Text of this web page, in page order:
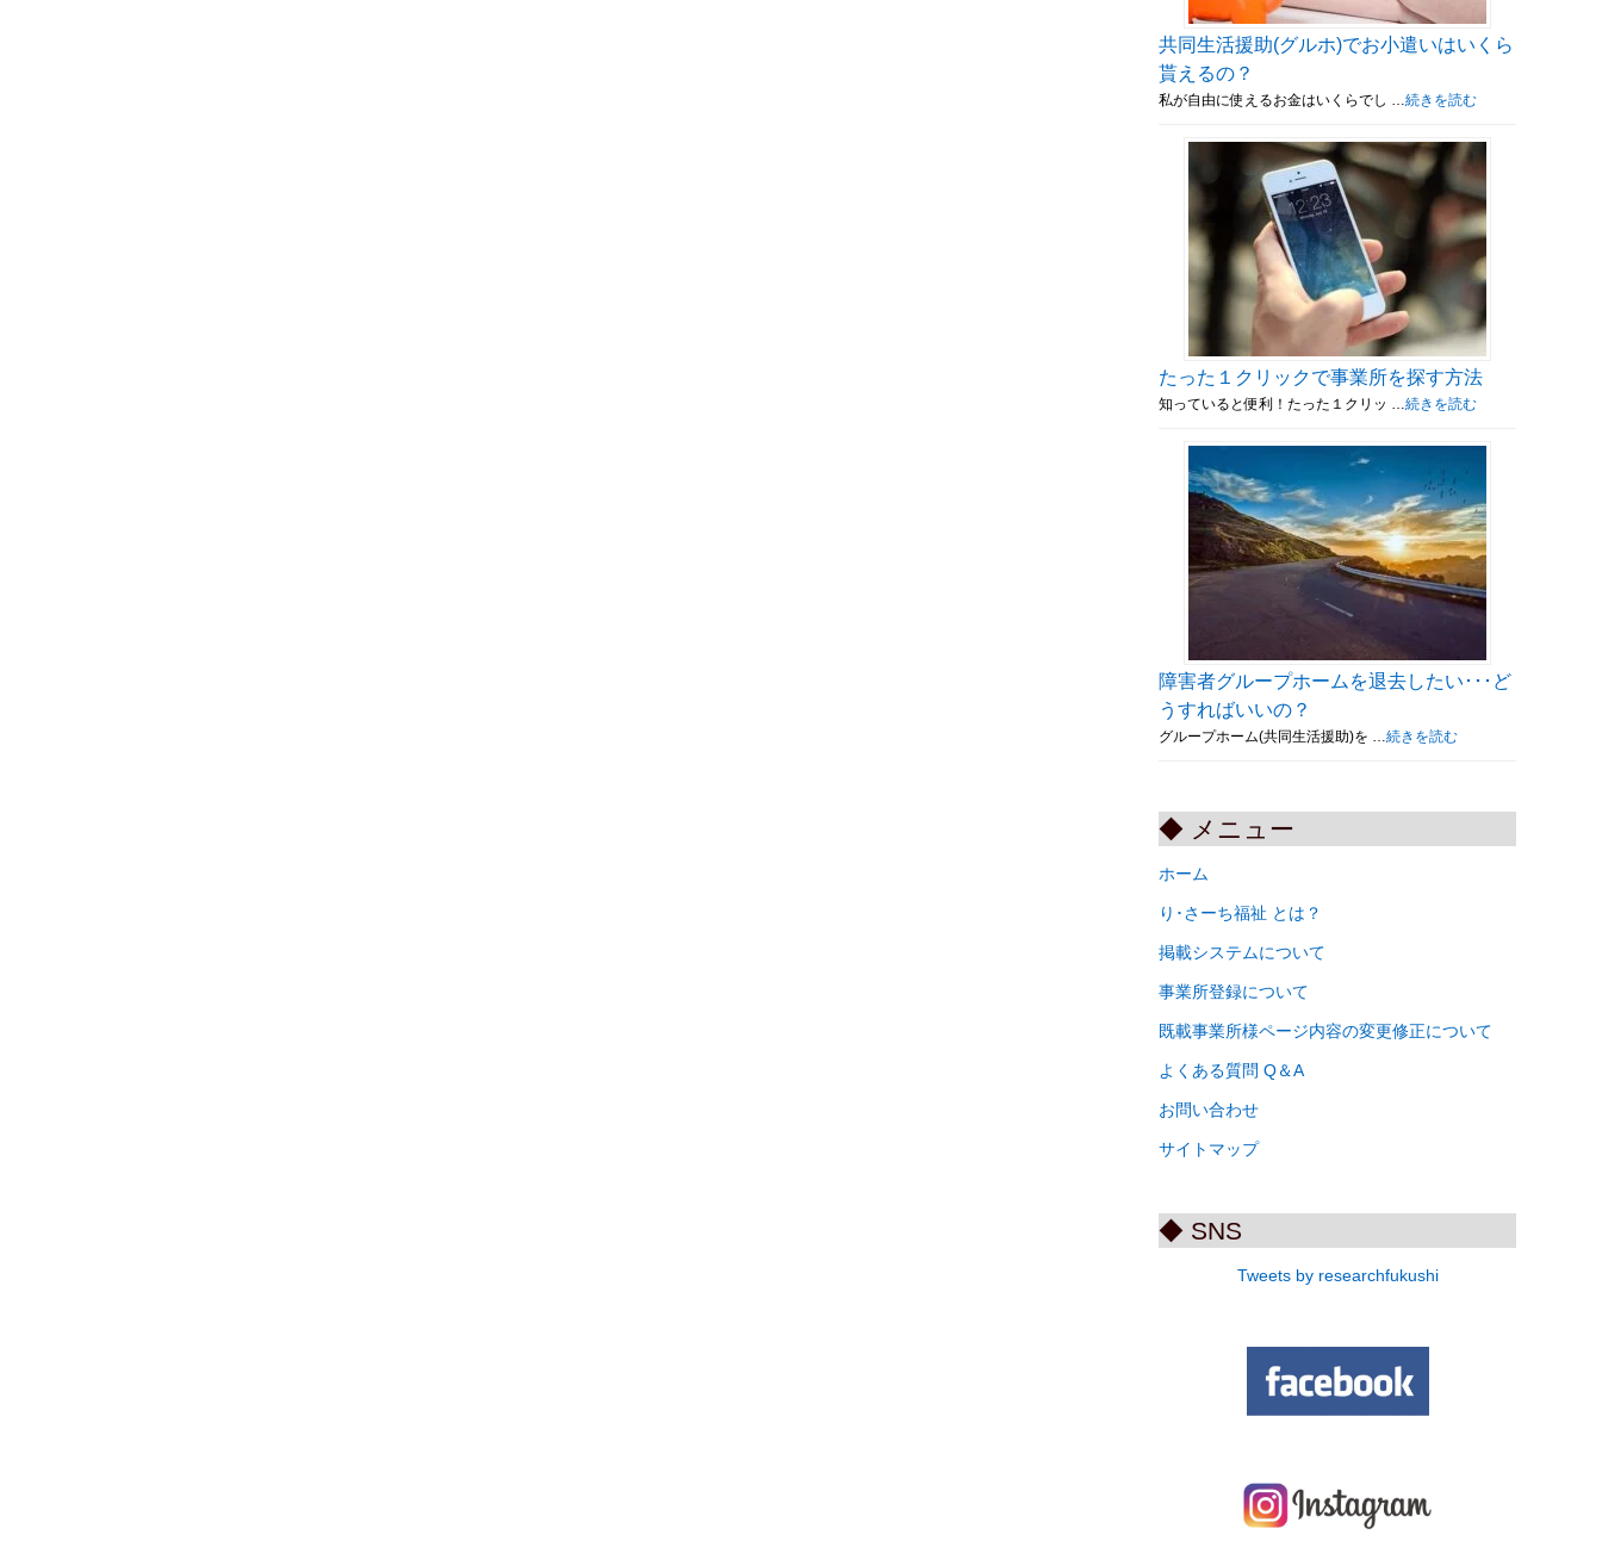
共同生活援助(グルホ)でお小遣いはいくら
貰えるの？
私が自由に使えるお金はいくらでし … 続きを読む
たった１クリックで事業所を探す方法
知っていると便利！たった１クリッ … 続きを読む
障害者グループホームを退去したい･･･ど
うすればいいの？
グループホーム(共同生活援助)を … 続きを読む
◆ メニュー
ホーム
り･さーち福祉 とは？
掲載システムについて
事業所登録について
既載事業所様ページ内容の変更修正について
よくある質問 Q＆A
お問い合わせ
サイトマップ
◆ SNS
Tweets by researchfukushi